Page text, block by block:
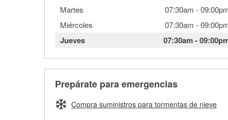
Martes
07:30am -
Miércoles
07:30am -
Jueves 07:30am-
Prepárate para emergencias
Compra suministros para tormentas de nieve